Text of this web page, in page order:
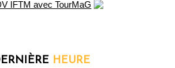
HEURE